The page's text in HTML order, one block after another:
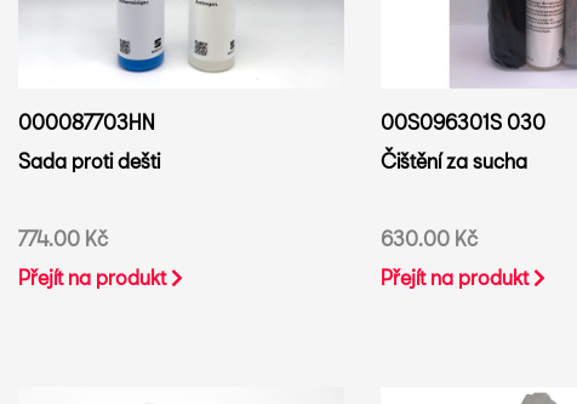
000087703HN
Sada proti dešti
774.00 Kč
Přejít na produkt
00S096301S 030
Čištění za sucha
630.00 Kč
Přejít na produkt